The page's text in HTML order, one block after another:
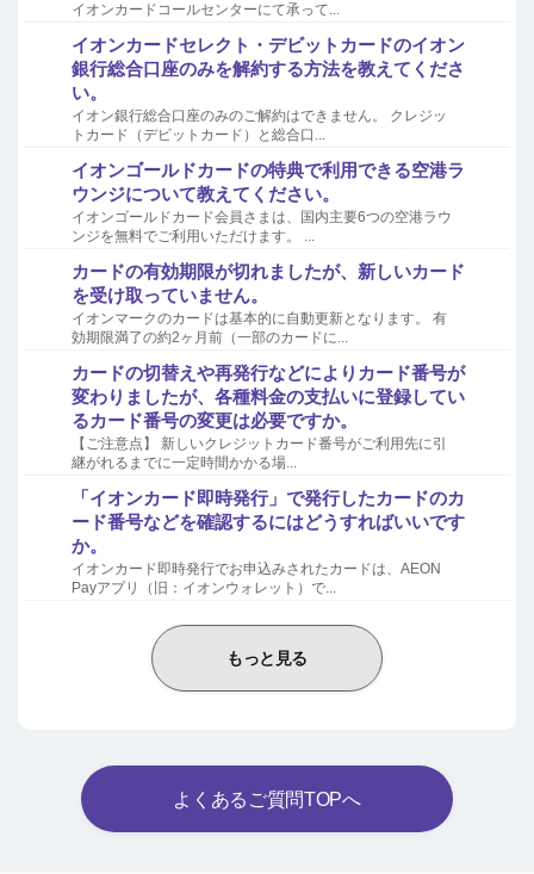
イオンカードコールセンターにて承って...
イオンカードセレクト・デビットカードのイオン
銀行総合口座のみを解約する方法を教えてくださ
い。
イオン銀行総合口座のみのご解約はできません。 クレジッ
トカード（デビットカード）と総合口...
イオンゴールドカードの特典で利用できる空港ラ
ウンジについて教えてください。
イオンゴールドカード会員さまは、国内主要6つの空港ラウ
ンジを無料でご利用いただけます。 ...
カードの有効期限が切れましたが、新しいカード
を受け取っていません。
イオンマークのカードは基本的に自動更新となります。 有
効期限満了の約2ヶ月前（一部のカードに...
カードの切替えや再発行などによりカード番号が
変わりましたが、各種料金の支払いに登録してい
るカード番号の変更は必要ですか。
【ご注意点】 新しいクレジットカード番号がご利用先に引
継がれるまでに一定時間かかる場...
「イオンカード即時発行」で発行したカードのカ
ード番号などを確認するにはどうすればいいです
か。
イオンカード即時発行でお申込みされたカードは、AEON
Payアプリ（旧：イオンウォレット）で...
もっと見る
よくあるご質問TOPへ